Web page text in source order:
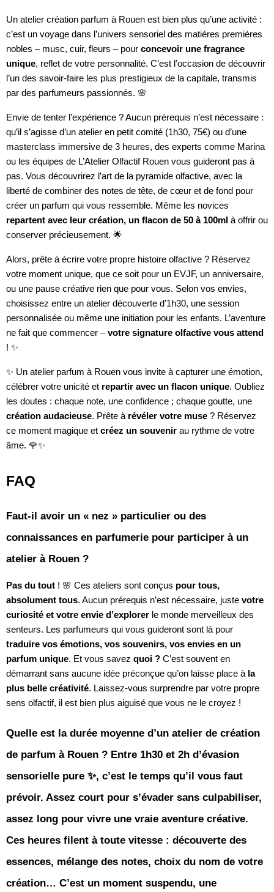
Un atelier création parfum à Rouen est bien plus qu’une activité :
c’est un voyage dans l’univers sensoriel des matières premières
nobles – musc, cuir, fleurs – pour concevoir une fragrance
unique, reflet de votre personnalité. C’est l’occasion de découvrir
l’un des savoir-faire les plus prestigieux de la capitale, transmis
par des parfumeurs passionnés. 🌸
Envie de tenter l’expérience ? Aucun prérequis n’est nécessaire :
qu’il s’agisse d’un atelier en petit comité (1h30, 75€) ou d’une
masterclass immersive de 3 heures, des experts comme Marina
ou les équipes de L’Atelier Olfactif Rouen vous guideront pas à
pas. Vous découvrirez l’art de la pyramide olfactive, avec la
liberté de combiner des notes de tête, de cœur et de fond pour
créer un parfum qui vous ressemble. Même les novices
repartent avec leur création, un flacon de 50 à 100ml à offrir ou
conserver précieusement. 🌟
Alors, prête à écrire votre propre histoire olfactive ? Réservez
votre moment unique, que ce soit pour un EVJF, un anniversaire,
ou une pause créative rien que pour vous. Selon vos envies,
choisissez entre un atelier découverte d’1h30, une session
personnalisée ou même une initiation pour les enfants. L’aventure
ne fait que commencer –votre signature olfactive vous attend
! ✨
✨ Un atelier parfum à Rouen vous invite à capturer une émotion,
célébrer votre unicité et repartir avec un flacon unique. Oubliez
les doutes : chaque note, une confidence ; chaque goutte, une
création audacieuse. Prête à révéler votre muse ? Réservez
ce moment magique et créez un souvenir au rythme de votre
âme. 🌹✨
FAQ
Faut-il avoir un « nez » particulier ou des
connaissances en parfumerie pour participer à un
atelier à Rouen ?
Pas du tout ! 🌸 Ces ateliers sont conçus pour tous,
absolument tous. Aucun prérequis n’est nécessaire, juste votre
curiosité et votre envie d’explorer le monde merveilleux des
senteurs. Les parfumeurs qui vous guideront sont là pour
traduire vos émotions, vos souvenirs, vos envies en un
parfum unique. Et vous savez quoi ? C’est souvent en
démarrant sans aucune idée préconçue qu’on laisse place à la
plus belle créativité. Laissez-vous surprendre par votre propre
sens olfactif, il est bien plus aiguisé que vous ne le croyez !
Quelle est la durée moyenne d’un atelier de création
de parfum à Rouen ? Entre 1h30 et 2h d’évasion
sensorielle pure ✨, c’est le temps qu’il vous faut
prévoir. Assez court pour s’évader sans culpabiliser,
assez long pour vivre une vraie aventure créative.
Ces heures filent à toute vitesse : découverte des
essences, mélange des notes, choix du nom de votre
création… C’est un moment suspendu, une